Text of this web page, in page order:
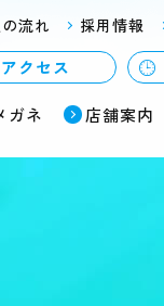
ガネ 店舗案内
アクセス
流れ 採用情報